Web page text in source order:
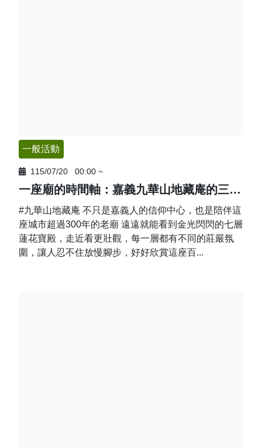
一般活動
115/07/20 00:00 ~
一座廟的時間軸：嘉義九華山地藏庵的三世紀傳承
#九華山地藏庵 不只是嘉義人的信仰中心，也是陪伴這
座城市超過300年的老廟 遠遠就能看到金光閃閃的七層
蓮花寶殿，走近看更壯觀，每一層都有不同的莊嚴氛
圍，讓人忍不住放慢腳步，好好欣賞這座百...